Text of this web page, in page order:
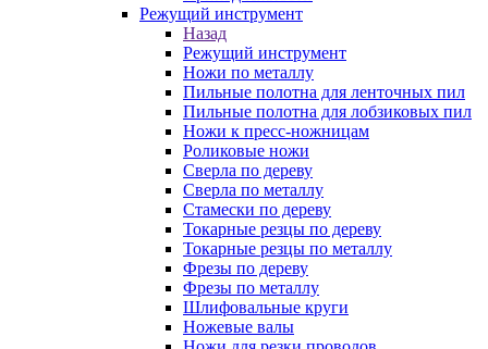
Режущий инструмент
Назад
Режущий инструмент
Ножи по металлу
Пильные полотна для ленточных пил
Пильные полотна для лобзиковых пил
Ножи к пресс-ножницам
Роликовые ножи
Сверла по дереву
Сверла по металлу
Стамески по дереву
Токарные резцы по дереву
Токарные резцы по металлу
Фрезы по дереву
Фрезы по металлу
Шлифовальные круги
Ножевые валы